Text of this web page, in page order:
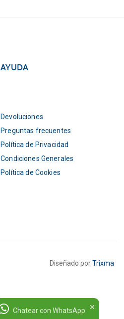
Chatear con WhatsApp
AYUDA
Devoluciones
Preguntas frecuentes
Política de Privacidad
Condiciones Generales
Política de Cookies
Diseñado porTrixma